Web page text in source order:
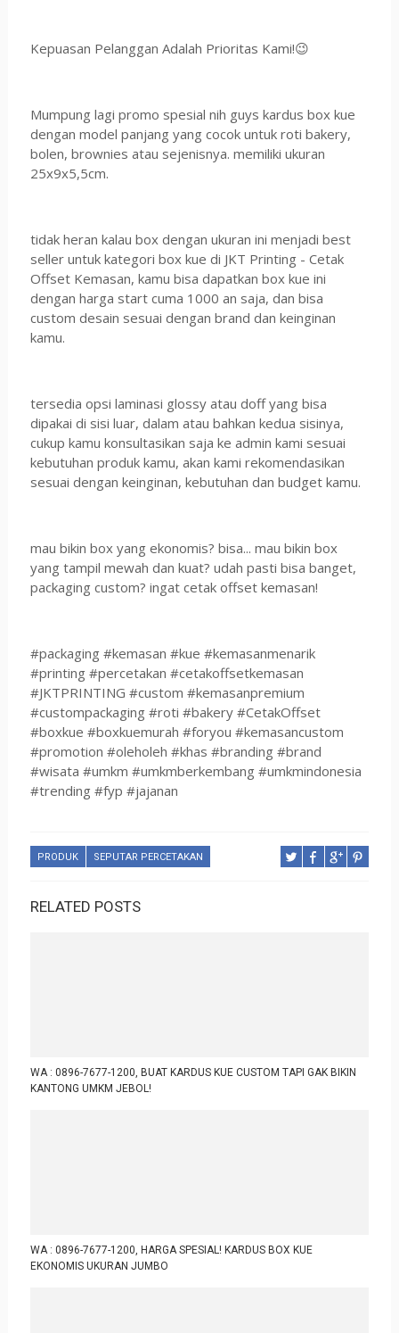
Kepuasan Pelanggan Adalah Prioritas Kami!😉
Mumpung lagi promo spesial nih guys kardus box kue
dengan model panjang yang cocok untuk roti bakery,
bolen, brownies atau sejenisnya. memiliki ukuran
25x9x5,5cm.
tidak heran kalau box dengan ukuran ini menjadi best
seller untuk kategori box kue di JKT Printing - Cetak
Offset Kemasan, kamu bisa dapatkan box kue ini
dengan harga start cuma 1000 an saja, dan bisa
custom desain sesuai dengan brand dan keinginan
kamu.
tersedia opsi laminasi glossy atau doff yang bisa
dipakai di sisi luar, dalam atau bahkan kedua sisinya,
cukup kamu konsultasikan saja ke admin kami sesuai
kebutuhan produk kamu, akan kami rekomendasikan
sesuai dengan keinginan, kebutuhan dan budget kamu.
mau bikin box yang ekonomis? bisa... mau bikin box
yang tampil mewah dan kuat? udah pasti bisa banget,
packaging custom? ingat cetak offset kemasan!
#packaging #kemasan #kue #kemasanmenarik
#printing #percetakan #cetakoffsetkemasan
#JKTPRINTING #custom #kemasanpremium
#custompackaging #roti #bakery #CetakOffset
#boxkue #boxkuemurah #foryou #kemasancustom
#promotion #oleholeh #khas #branding #brand
#wisata #umkm #umkmberkembang #umkmindonesia
#trending #fyp #jajanan
PRODUK SEPUTAR PERCETAKAN
RELATED POSTS
WA : 0896-7677-1200, BUAT KARDUS KUE CUSTOM TAPI GAK BIKIN
KANTONG UMKM JEBOL!
WA : 0896-7677-1200, HARGA SPESIAL! KARDUS BOX KUE
EKONOMIS UKURAN JUMBO